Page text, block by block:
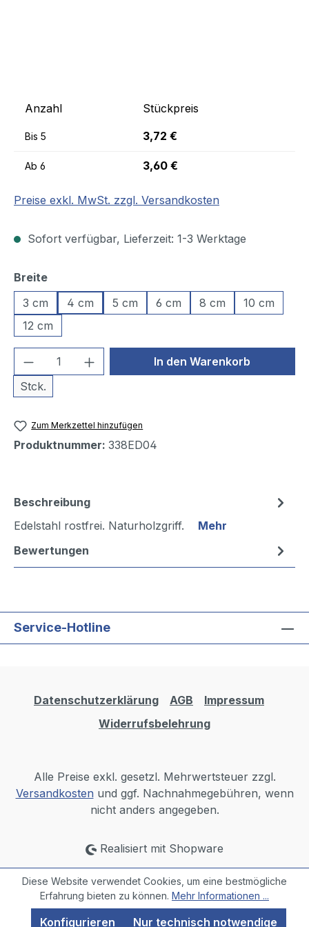
Anzahl Stückpreis
Bis 5 3,72 €
Ab 6 3,60 €
Preise exkl. MwSt. zzgl. Versandkosten
Sofort verfügbar, Lieferzeit: 1-3 Werktage
Breiteauswählen
3 cm
4 cm 5 cm 6 cm 8 cm
10 cm
12 cm
Produkt Anzahl: Gib den
Stck.
In den Warenkorb
Zum Merkzettel hinzufügen
Produktnummer: 338ED04
Beschreibung
Edelstahl rostfrei. Naturholzgriff. Mehr
Bewertungen
Service-Hotline
Datenschutzerklärung AGB
Impressum
Widerrufsbelehrung
Alle Preise exkl. gesetzl. Mehrwertsteuer zzgl.
Versandkosten und ggf. Nachnahmegebühren, wenn
nicht anders angegeben.
Realisiert mit Shopware
Diese Website verwendet Cookies, um eine bestmögliche
Erfahrung bieten zu können. Mehr Informationen ...
Nur technisch notwendige
Konfigurieren